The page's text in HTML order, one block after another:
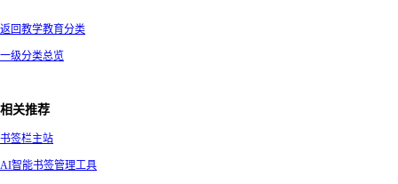
返回教学教育分类
一级分类总览
相关推荐
书签栏主站
AI智能书签管理工具